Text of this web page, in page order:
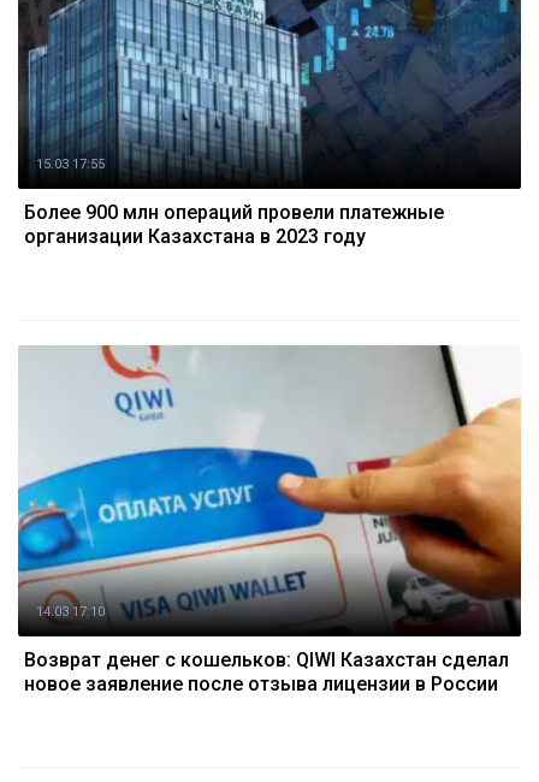
15.03 17:55
Более 900 млн операций провели платежные
организации Казахстана в 2023 году
14.03 17:10
Возврат денег с кошельков: QIWI Казахстан сделал
новое заявление после отзыва лицензии в России